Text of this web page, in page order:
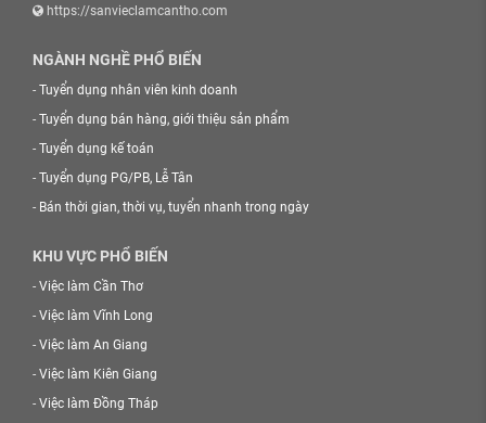
https://sanvieclamcantho.com
NGÀNH NGHỀ PHỔ BIẾN
- Tuyển dụng nhân viên kinh doanh
- Tuyển dụng bán hàng, giới thiệu sản phẩm
- Tuyển dụng kế toán
- Tuyển dụng PG/PB, Lễ Tân
- Bán thời gian, thời vụ, tuyển nhanh trong ngày
KHU VỰC PHỔ BIẾN
- Việc làm Cần Thơ
- Việc làm Vĩnh Long
- Việc làm An Giang
- Việc làm Kiên Giang
- Việc làm Đồng Tháp